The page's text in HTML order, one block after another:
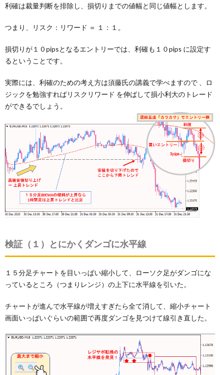
利確は裁量判断を排除し、損切りまでの値幅と同じ値幅とします。
つまり、リスク：リワード ＝ １：１。
損切りが１０pipsとなるエントリーでは、利確も１０pips に設定す
るということです。
実際には、利確のための考え方は須藤氏の講義で学べますので 、ロ
ジックを勉強すればリスクリワード を伸ばして損小利大のトレード
ができるでしょう。
検証（１）とにかくダンゴに水平線
１５分足チャートを目いっぱい縮小して、ローソク足がダンゴにな
っているところ（つまりレンジ）の上下に水平線を引いた。
チャートが進んで水平線が増えすぎたら全て消して、縮小チャート
画面いっぱいぐらいの範囲で再度ダンゴを見つけて線引き直した。